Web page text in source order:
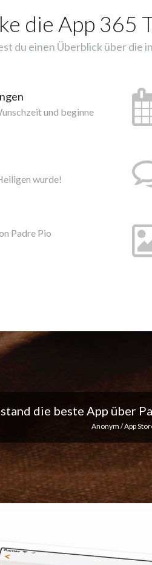
die App 365
du einen Überblick über die
und beginne
wurde!
Padre Pio
liebe die täglichen